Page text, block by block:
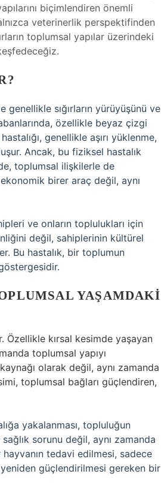
biçimlendiren önemli
veterinerlik perspektifinden
toplumsal yapılar üzerindeki
genellikle sığırların yürüyüşünü ve
özellikle beyaz çizgi
genellikle aşırı yüklenme,
Ancak, bu fiziksel hastalık
toplumsal ilişkilerle de
birer araç değil, aynı
ve onların toplulukları için
değil, sahiplerinin kültürel
Bu hastalık, bir toplumun
YAŞAMDAKI
Özellikle kırsal kesimde yaşayan
toplumsal yapıyı
olarak değil, aynı zamanda
toplumsal bağları güçlendiren,
yakalanması, topluluğun
sorunu değil, aynı zamanda
tedavi edilmesi, sadece
güçlendirilmesi gereken bir